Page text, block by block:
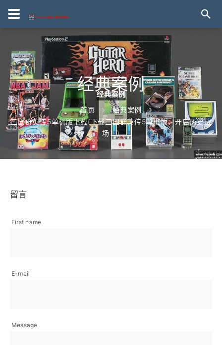
经典案例
首页
经典案例
三国群英传5单机版下载(下载三国群英传5单机版，开启历史战
场！)
留言
First name
E-mail
Message